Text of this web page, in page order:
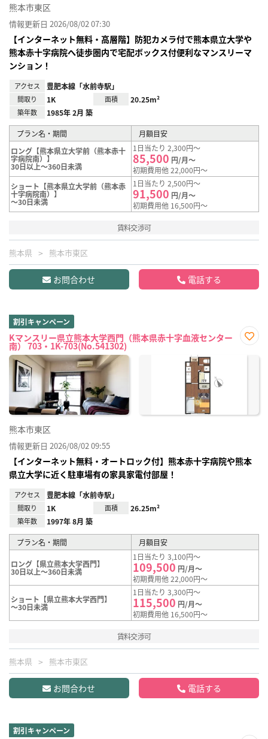
熊本市東区
情報更新日 2026/08/02 07:30
【インターネット無料・高層階】防犯カメラ付で熊本県立大学や
熊本赤十字病院へ徒歩圏内で宅配ボックス付便利なマンスリーマ
ンション！
アクセス 豊肥本線「水前寺駅」
間取り 1K 面積 20.25m²
築年数 1985年 2月 築
プラン名・期間
月額目安
ロング【熊本県立大学前（熊本赤十
字病院南）】
30日以上～360日未満
1日当たり 2,300円～
85,500 円/月～
初期費用他 22,000円～
ショート【熊本県立大学前（熊本赤
十字病院南）】
～30日未満
1日当たり 2,500円～
91,500 円/月～
初期費用他 16,500円～
賃料交渉可
熊本県 熊本市東区
お問合わせ 電話する
割引キャンペーン
Kマンスリー県立熊本大学西門（熊本県赤十字血液センター
南） 703・1K-703(No.541302)
に入
熊本市東区
情報更新日 2026/08/02 09:55
【インターネット無料・オートロック付】熊本赤十字病院や熊本
県立大学に近く駐車場有の家具家電付部屋！
アクセス 豊肥本線「水前寺駅」
間取り 1K 面積 26.25m²
築年数 1997年 8月 築
プラン名・期間 月額目安
ロング【県立熊本大学西門】
30日以上～360日未満
1日当たり 3,100円～
109,500 円/月～
初期費用他 22,000円～
ショート【県立熊本大学西門】
～30日未満
1日当たり 3,300円～
115,500 円/月～
初期費用他 16,500円～
賃料交渉可
熊本県 熊本市東区
お問合わせ 電話する
割引キャンペーン